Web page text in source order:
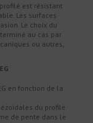
est résistant
Les surfaces
Le choix du
au cas par
ou autres,
en fonction de la
du profilé
de pente dans le